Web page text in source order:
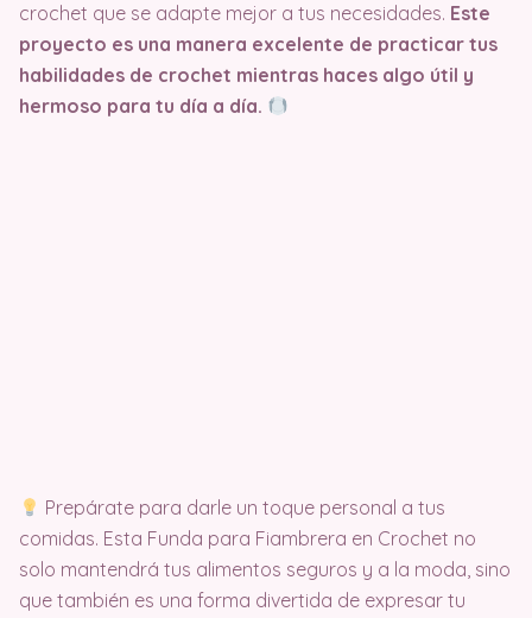
crochet que se adapte mejor a tus necesidades. Este
proyecto es una manera excelente de practicar tus
habilidades de crochet mientras haces algo útil y
hermoso para tu día a día.
Prepárate para darle un toque personal a tus
comidas. Esta Funda para Fiambrera en Crochet no
solo mantendrá tus alimentos seguros y a la moda, sino
que también es una forma divertida de expresar tu